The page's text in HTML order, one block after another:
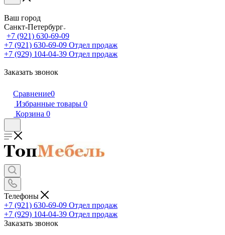
Ваш город
Санкт-Петербург
+7 (921) 630-69-09
+7 (921) 630-69-09 Отдел продаж
+7 (929) 104-04-39 Отдел продаж
Заказать звонок
Сравнение0
Избранные товары 0
Корзина 0
Телефоны
+7 (921) 630-69-09 Отдел продаж
+7 (929) 104-04-39 Отдел продаж
Заказать звонок